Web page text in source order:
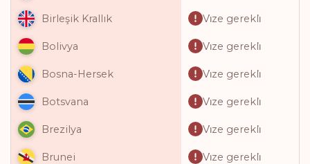
Birleşik Krallık Vi̇ze gerekli̇
Bolivya Vi̇ze gerekli̇
Bosna-Hersek Vi̇ze gerekli̇
Botsvana Vi̇ze gerekli̇
Brezilya Vi̇ze gerekli̇
Brunei Vi̇ze gerekli̇